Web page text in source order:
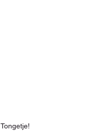
Tongetje!